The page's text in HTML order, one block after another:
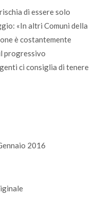
di essere solo
«In altri Comuni della
è costantemente
progressivo
ci consiglia di tenere
2016